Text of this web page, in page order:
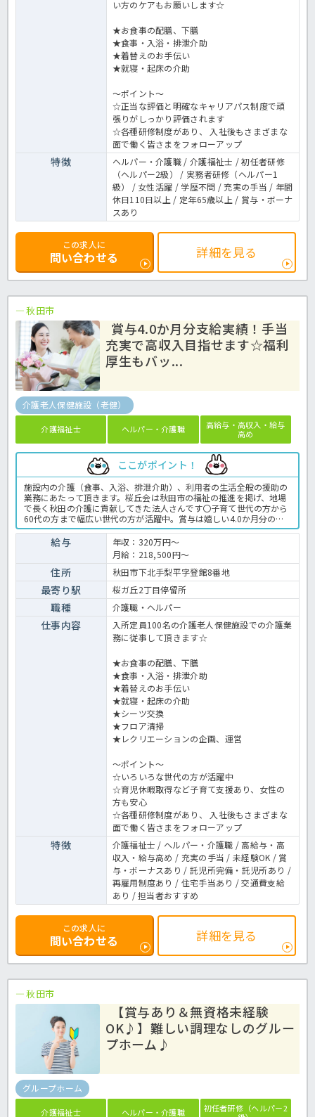
い方のケアもお願いします☆
★お食事の配膳、下膳
★食事・入浴・排泄介助
★着替えのお手伝い
★就寝・起床の介助
～ポイント～
☆正当な評価と明確なキャリアパス制度で頑
張りがしっかり評価されます
☆各種研修制度があり、 入社後もさまざまな
面で働く皆さまをフォローアップ
特徴
ヘルパー・介護職 / 介護福祉士 / 初任者研修
（ヘルパー2級） / 実務者研修（ヘルパー1
級） / 女性活躍 / 学歴不問 / 充実の手当 / 年間
休日110日以上 / 定年65歳以上 / 賞与・ボーナ
スあり
この求人に
問い合わせる 詳細を見る
秋田市
賞与4.0か月分支給実績！手当
充実で高収入目指せます☆福利
厚生もバッ...
介護老人保健施設（老健）
介護福祉士 ヘルパー・介護職
高給与・高収入・給与
高め
ここがポイント！
施設内の介護（食事、入浴、排泄介助）、利用者の生活全般の援助の
業務にあたって頂きます。桜丘会は秋田市の福祉の推進を掲げ、地場
で長く秋田の介護に貢献してきた法人さんです〇子育て世代の方から
60代の方まで幅広い世代の方が活躍中。賞与は嬉しい4.0か月分の支
給実績！役職に応じた手当も充実で、しっかり稼ぎながらお勤めでき
ます☆ご興味のある方は、ほっ介護までお気軽にご相談ください！介
護老人保健施設での介護業務全般です。 ＜介護職 正職員 介護老人
給与
年収：320万円～
月給：218,500円～
住所 秋田市下北手梨平字登館8番地
最寄り駅 桜ガ丘2丁目停留所
職種 介護職・ヘルパー
仕事内容
入所定員100名の介護老人保健施設での介護業
務に従事して頂きます☆
★お食事の配膳、下膳
★食事・入浴・排泄介助
★着替えのお手伝い
★就寝・起床の介助
★シーツ交換
★フロア清掃
★レクリエーションの企画、運営
～ポイント～
☆いろいろな世代の方が活躍中
☆育児休暇取得など子育て支援あり、女性の
方も安心
☆各種研修制度があり、 入社後もさまざまな
面で働く皆さまをフォローアップ
特徴
介護福祉士 / ヘルパー・介護職 / 高給与・高
収入・給与高め / 充実の手当 / 未経験OK / 賞
与・ボーナスあり / 託児所完備・託児所あり /
再雇用制度あり / 住宅手当あり / 交通費支給
あり / 担当者おすすめ
この求人に
問い合わせる 詳細を見る
秋田市
【賞与あり＆無資格未経験
OK♪】難しい調理なしのグルー
プホーム♪
グループホーム
介護福祉士 ヘルパー・介護職
初任者研修（ヘルパー2